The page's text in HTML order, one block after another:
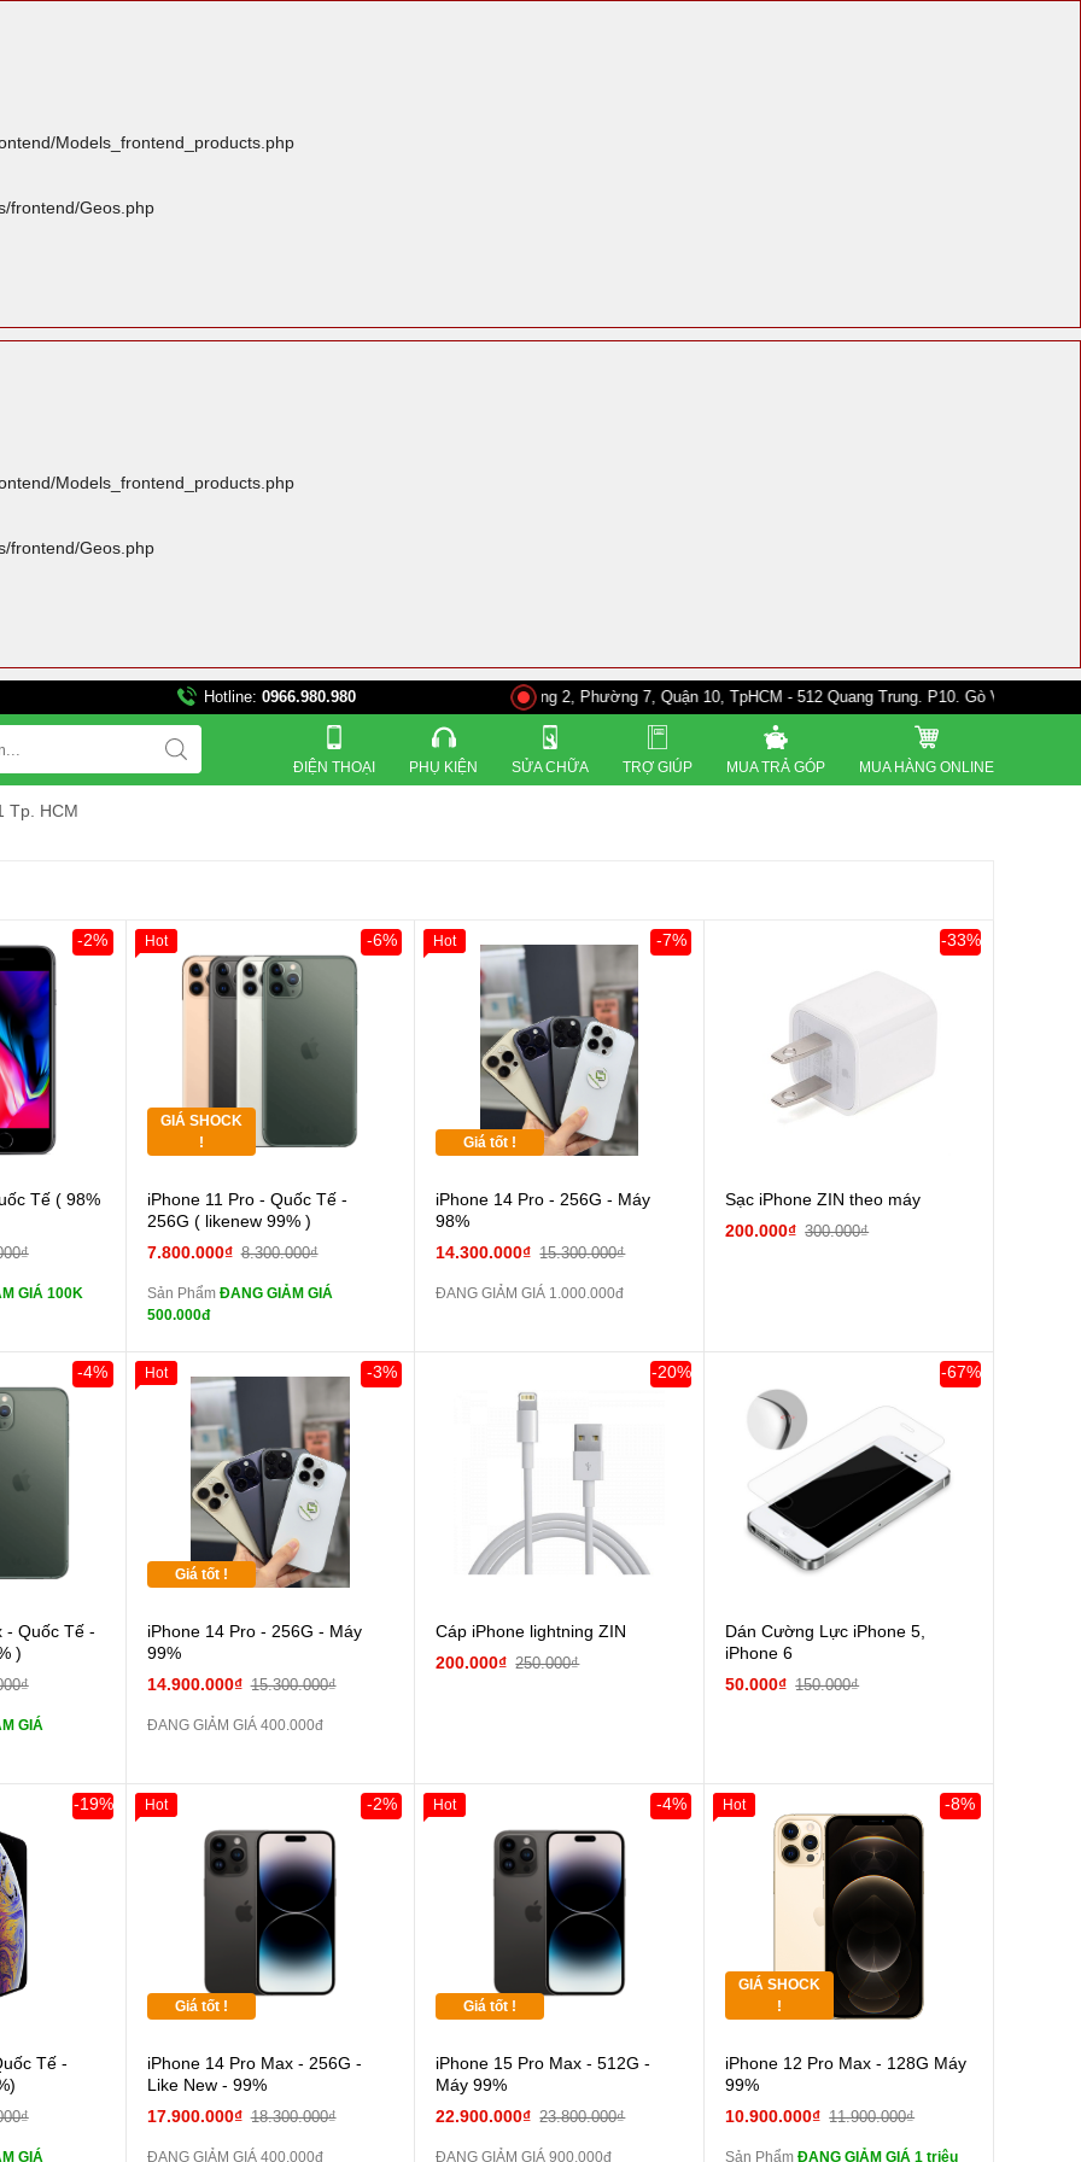
Models_frontend_products.php
frontend/Geos.php
Models_frontend_products.php
frontend/Geos.php
Hotline: 0966.980.980821 Đường 3 tháng 2, Phường 7, Quận 10, TpHCM - 512 Quang Trung. P10. Gò Vấp - 528A Trường
ĐIỆN THOẠI PHỤ KIỆN SỬA CHỮA TRỢ GIÚP MUA TRẢ GÓP MUA HÀNG ONLINE
Tp. HCM
Khách Hàng
lực 10D full
iPhone 6S
phòng và
Tế ( 98%
-2%
GIÁ 100K
GIÁ SHOCK
!
Giảm 100.000đ
Khách Hàng
Thân Thiết
Cường lực 10D full
màn
tai nghe iPhone 6S
Pin dự phòng và
các Phụ Kiện Khác
iPhone 11 Pro - Quốc Tế -
256G ( likenew 99% )
7.800.000₫ 8.300.000₫
-6%
Sản Phẩm ĐANG GIẢM GIÁ
500.000đ
Hot
Giá tốt !
iPhone 14 Pro - 256G - Máy
98%
14.300.000₫ 15.300.000₫
-7%
ĐANG GIẢM GIÁ 1.000.000đ
Hot
Sạc iPhone ZIN theo máy
200.000₫ 300.000₫
-33%
Khách Hàng
lực 10D full
iPhone 6S
phòng và
- Quốc Tế -
)
-4%
GIÁ
Giá tốt !
iPhone 14 Pro - 256G - Máy
99%
14.900.000₫ 15.300.000₫
-3%
ĐANG GIẢM GIÁ 400.000đ
Hot
Cáp iPhone lightning ZIN
200.000₫ 250.000₫
-20%
Dán Cường Lực iPhone 5,
iPhone 6
50.000₫ 150.000₫
-67%
Khách Hàng
lực 10D full
iPhone 6S
Tế -
-19%
GIÁ
Giá tốt !
iPhone 14 Pro Max - 256G -
Like New - 99%
17.900.000₫ 18.300.000₫
-2%
ĐANG GIẢM GIÁ 400.000đ
Hot
Giá tốt !
iPhone 15 Pro Max - 512G -
Máy 99%
22.900.000₫ 23.800.000₫
-4%
ĐANG GIẢM GIÁ 900.000đ
Hot
GIÁ SHOCK
!
Giảm 100.000đ
Khách Hàng
Thân Thiết
Cường lực 10D full
màn
tai nghe iPhone 6S
iPhone 12 Pro Max - 128G Máy
99%
10.900.000₫ 11.900.000₫
-8%
Sản PhẩmĐANG GIẢM GIÁ 1 triệu
Hot